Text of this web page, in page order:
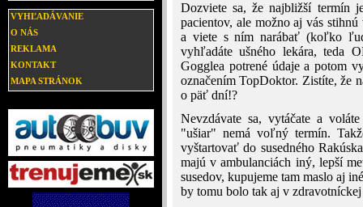
VYHĽADÁVANIE
O NÁS
REKLAMA
KONTAKT
MAPA STRÁNOK
Dozviete sa, že najbližší termín
pacientov, ale možno aj vás
a viete s ním narábať (koľko
vyhľadáte ušného lekára, teda
Gogglea potrené údaje a potom
označením TopDoktor. Zistíte, že
o päť dní!?
Nevzdávate sa, vytáčate a
"ušiar" nemá voľný termín.
vyštartovať do susedného
majú v ambulanciách iný, lepší
susedov, kupujeme tam maslo aj
by tomu bolo tak aj v zdravotníckej